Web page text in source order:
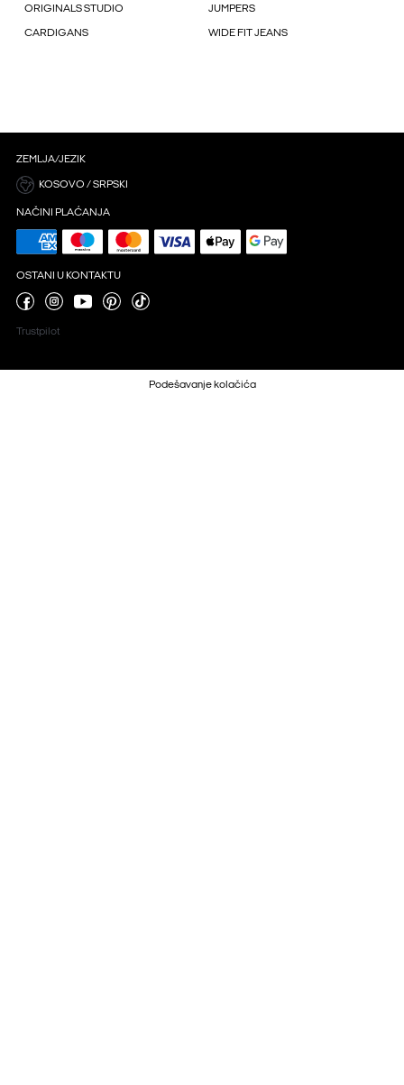
ORIGINALS STUDIO JUMPERS
CARDIGANS WIDE FIT JEANS
ZEMLJA/JEZIK
KOSOVO / SRPSKI
NAČINI PLAĆANJA
OSTANI U KONTAKTU
Trustpilot
Podešavanje kolačića